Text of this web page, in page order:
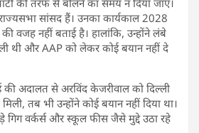
सांसद हैं। उनका कार्यकाल 2028
वजह नहीं बताई है। हालांकि, उन्होंने लंबे
ली थी और AAP को लेकर कोई बयान नहीं दे
अदालत से अरविंद केजरीवाल को दिल्ली
तब भी उन्होंने कोई बयान नहीं दिया था।
गिग वर्कर्स और स्कूल फीस जैसे मुद्दे उठा रहे